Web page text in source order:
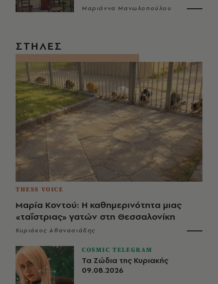
Μαριάννα Μανωλοπούλου
ΣΤΗΛΕΣ
THESS VOICE
Μαρία Κοντού: Η καθημερινότητα μιας
«ταΐστριας» γατών στη Θεσσαλονίκη
Κυριάκος Αθανασιάδης
COSMIC TELEGRAM
Τα Ζώδια της Κυριακής
09.08.2026